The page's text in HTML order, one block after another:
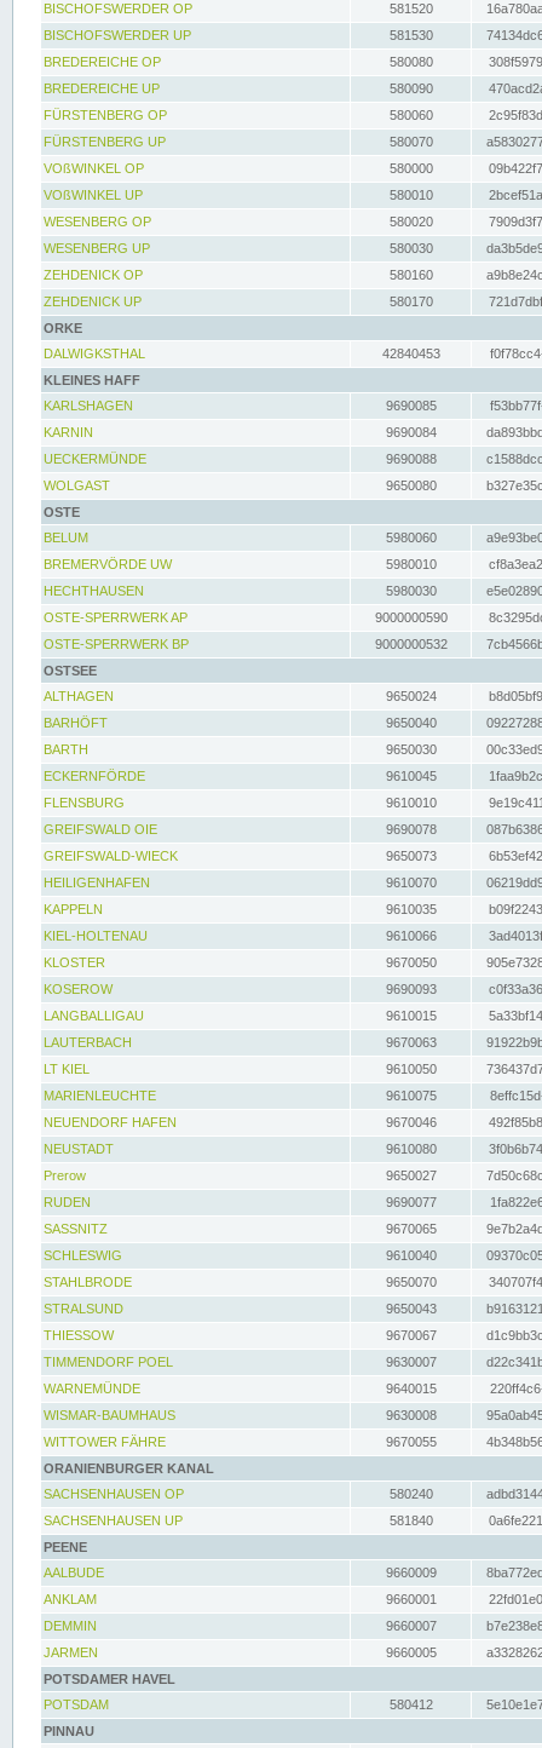
BISCHOFSWERDER OP
581520
BISCHOFSWERDER UP
581530
BREDEREICHE OP
580080
BREDEREICHE UP
580090
FÜRSTENBERG OP
580060
FÜRSTENBERG UP
580070
VOßWINKEL OP
580000
VOßWINKEL UP
580010
WESENBERG OP
580020
WESENBERG UP
580030
ZEHDENICK OP
580160
ZEHDENICK UP
580170
ORKE
DALWIGKSTHAL
42840453
KLEINES HAFF
KARLSHAGEN
9690085
KARNIN
9690084
UECKERMÜNDE
9690088
WOLGAST
9650080
OSTE
BELUM
5980060
BREMERVÖRDE UW
5980010
HECHTHAUSEN
5980030
OSTE-SPERRWERK AP
9000000590
OSTE-SPERRWERK BP
9000000532
OSTSEE
ALTHAGEN
9650024
BARHÖFT
9650040
BARTH
9650030
ECKERNFÖRDE
9610045
FLENSBURG
9610010
GREIFSWALD OIE
9690078
GREIFSWALD-WIECK
9650073
HEILIGENHAFEN
9610070
KAPPELN
9610035
KIEL-HOLTENAU
9610066
KLOSTER
9670050
KOSEROW
9690093
LANGBALLIGAU
9610015
LAUTERBACH
9670063
LT KIEL
9610050
MARIENLEUCHTE
9610075
NEUENDORF HAFEN
9670046
NEUSTADT
9610080
Prerow
9650027
RUDEN
9690077
SASSNITZ
9670065
SCHLESWIG
9610040
STAHLBRODE
9650070
STRALSUND
9650043
THIESSOW
9670067
TIMMENDORF POEL
9630007
WARNEMÜNDE
9640015
WISMAR-BAUMHAUS
9630008
WITTOWER FÄHRE
9670055
ORANIENBURGER KANAL
SACHSENHAUSEN OP
580240
SACHSENHAUSEN UP
581840
PEENE
AALBUDE
9660009
ANKLAM
9660001
DEMMIN
9660007
JARMEN
9660005
POTSDAMER HAVEL
POTSDAM
580412
PINNAU